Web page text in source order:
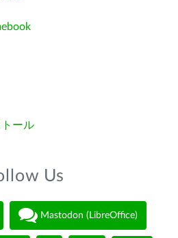
ール
Us
Mastodon (LibreOffice)